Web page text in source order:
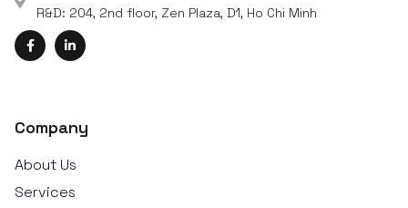
R&D: 204, 2nd floor, Zen Plaza, D1, Ho Chi Minh
Company
About Us
Services